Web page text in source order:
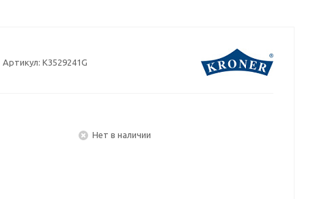
Артикул: K3529241G
Нет в наличии